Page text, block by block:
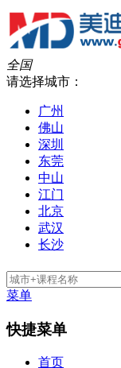
全国
请选择城市：
广州
佛山
深圳
东莞
中山
江门
北京
武汉
长沙
菜单
快捷菜单
首页